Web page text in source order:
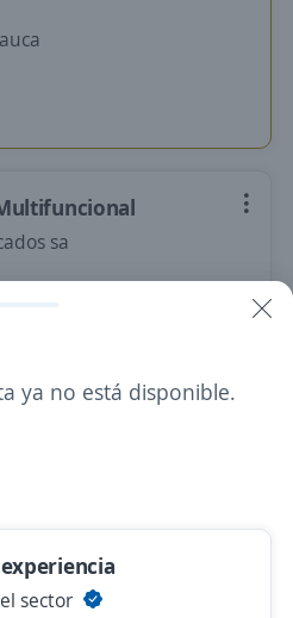
sa
destacado
de
SA
ya no está disponible.
sector